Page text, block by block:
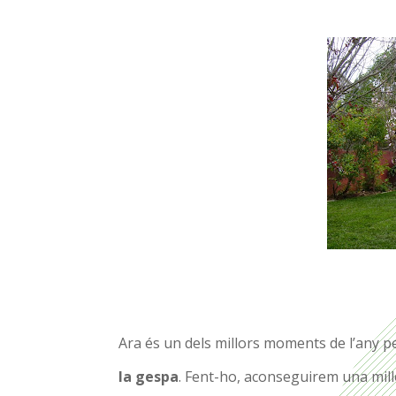
Ara és un dels millors moments de l’any
la gespa. Fent-ho, aconseguirem una